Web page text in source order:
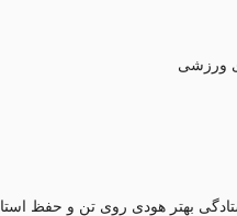
ورزشی
بهتر هودی روی تن و حفظ